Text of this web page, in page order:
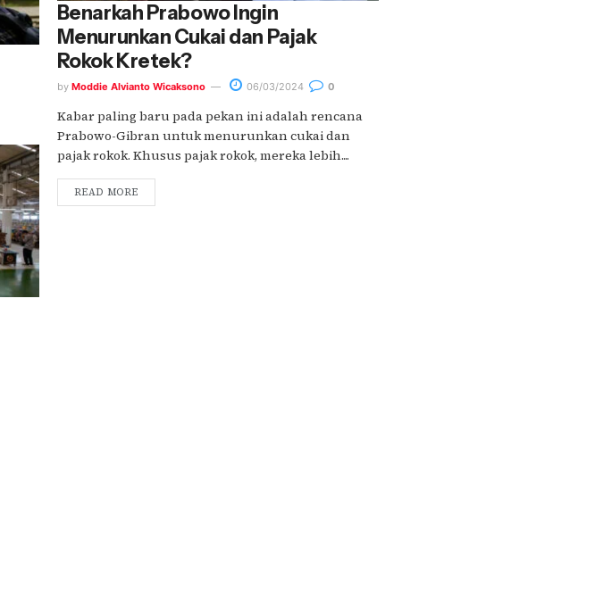
Benarkah Prabowo Ingin
Menurunkan Cukai dan Pajak
Rokok Kretek?
by Moddie Alvianto Wicaksono 06/03/2024 0
Kabar paling baru pada pekan ini adalah rencana
Prabowo-Gibran untuk menurunkan cukai dan
pajak rokok. Khusus pajak rokok, mereka lebih....
READ MORE